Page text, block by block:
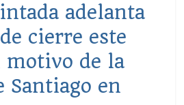
adelanta
cierre este
motivo de la
Santiago en